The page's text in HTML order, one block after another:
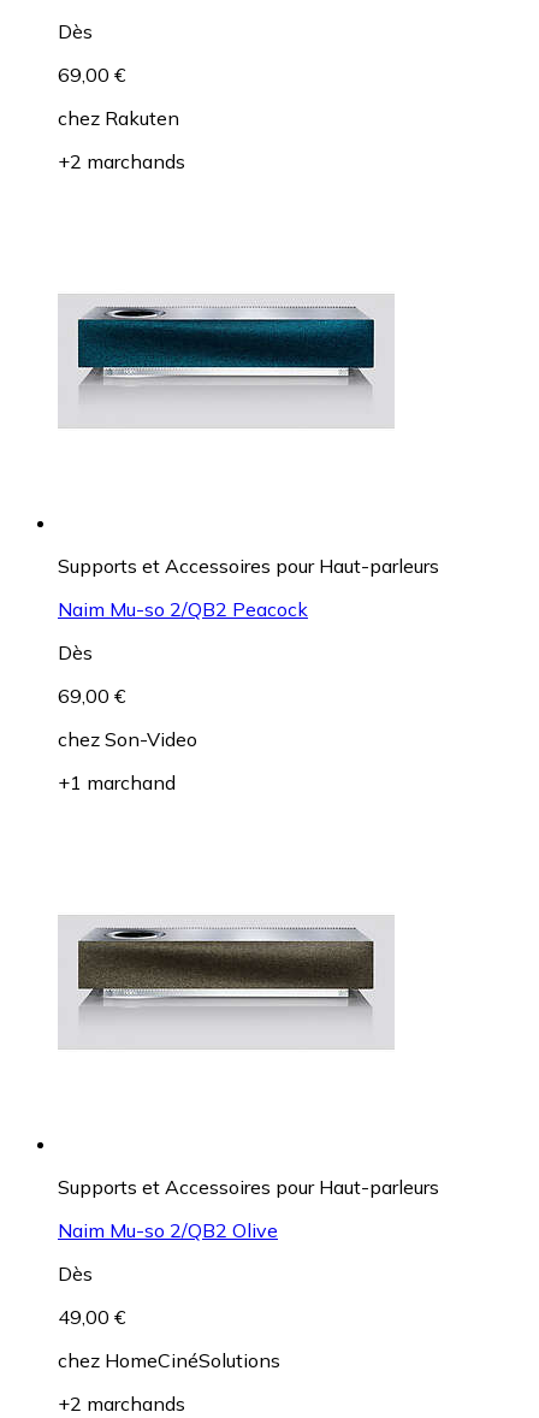
Dès
69,00 €
chez Rakuten
+2 marchands
Supports et Accessoires pour Haut-parleurs
Naim Mu-so 2/QB2 Peacock
Dès
69,00 €
chez Son-Video
+1 marchand
Supports et Accessoires pour Haut-parleurs
Naim Mu-so 2/QB2 Olive
Dès
49,00 €
chez HomeCinéSolutions
+2 marchands